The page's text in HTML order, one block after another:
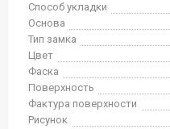
Способ укладки
Основа
Тип замка
Цвет
Фаска
Поверхность
Фактура поверхности
Рисунок